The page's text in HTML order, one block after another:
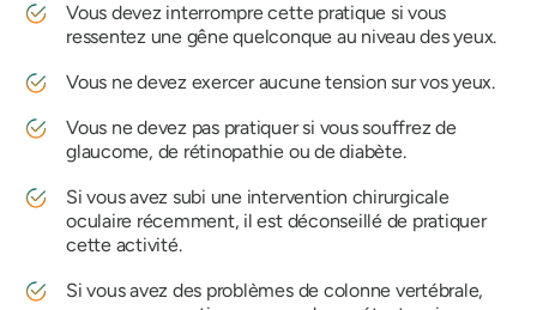
Vous devez interrompre cette pratique si vous
ressentez une gêne quelconque au niveau des yeux.
Vous ne devez exercer aucune tension sur vos yeux.
Vous ne devez pas pratiquer si vous souffrez de
glaucome, de rétinopathie ou de diabète.
Si vous avez subi une intervention chirurgicale
oculaire récemment, il est déconseillé de pratiquer
cette activité.
Si vous avez des problèmes de colonne vertébrale,